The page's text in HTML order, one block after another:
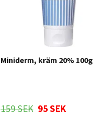
Miniderm, kräm 20% 100g
159 SEK 95 SEK